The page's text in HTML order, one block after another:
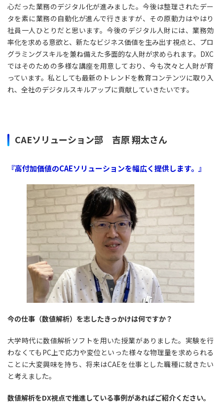
心だった業務のデジタル化が進みました。今後は整理されたデー
タを素に業務の自動化が進んで行きますが、その原動力はやはり
社員一人ひとりだと思います。今後のデジタル人財には、業務効
率化を求める意欲と、新たなビジネス価値を生み出す視点と、プロ
グラミングスキルを兼ね備えた多面的な人財が求められます。DXC
ではそのための多様な講座を用意しており、今も次々と人財が育
っています。私としても最新のトレンドを教育コンテンツに取り入
れ、全社のデジタルスキルアップに貢献していきたいです。
CAEソリューション部 吉原 翔太さん
『高付加価値のCAEソリューションを幅広く提供します。』
今の仕事（数値解析）を志したきっかけは何ですか？
大学時代に数値解析ソフトを用いた授業がありました。実験を行
わなくてもPC上で応力や変位といった様々な物理量を求められる
ことに大変興味を持ち、将来はCAEを仕事とした職種に就きたい
と考えました。
数値解析をDX視点で推進している事例があればご紹介ください。